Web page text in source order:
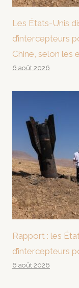
Les États-Unis
d’intercepteurs
Chine, selon les
6 août 2026
Rapport : les
d’intercepteurs
6 août 2026